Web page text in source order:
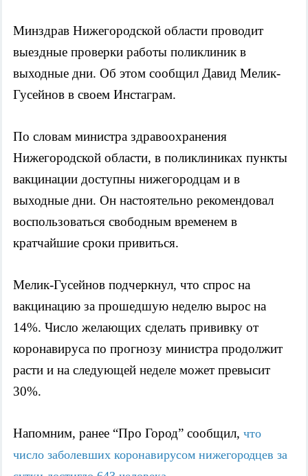
Минздрав Нижегородской области проводит
выездные проверки работы поликлиник в
выходные дни. Об этом сообщил Давид Мелик-
Гусейнов в своем Инстаграм.
По словам министра здравоохранения
Нижегородской области, в поликлиниках пункты
вакцинации доступны нижегородцам и в
выходные дни. Он настоятельно рекомендовал
воспользоваться свободным временем в
кратчайшие сроки привиться.
Мелик-Гусейнов подчеркнул, что спрос на
вакцинацию за прошедшую неделю вырос на
14%. Число желающих сделать прививку от
коронавируса по прогнозу министра продолжит
расти и на следующей неделе может превысит
30%.
Напомним, ранее “Про Город” сообщил, что
число заболевших коронавирусом нижегородцев за